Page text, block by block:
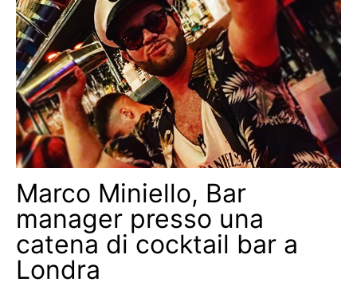
Marco Miniello, Bar
manager presso una
catena di cocktail bar a
Londra